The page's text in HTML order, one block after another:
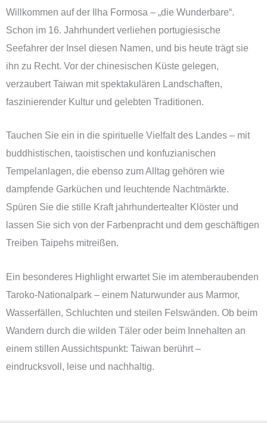
Willkommen auf der Ilha Formosa – „die Wunderbare“.
Schon im 16. Jahrhundert verliehen portugiesische
Seefahrer der Insel diesen Namen, und bis heute trägt sie
ihn zu Recht. Vor der chinesischen Küste gelegen,
verzaubert Taiwan mit spektakulären Landschaften,
faszinierender Kultur und gelebten Traditionen.
Tauchen Sie ein in die spirituelle Vielfalt des Landes – mit
buddhistischen, taoistischen und konfuzianischen
Tempelanlagen, die ebenso zum Alltag gehören wie
dampfende Garküchen und leuchtende Nachtmärkte.
Spüren Sie die stille Kraft jahrhundertealter Klöster und
lassen Sie sich von der Farbenpracht und dem geschäftigen
Treiben Taipehs mitreißen.
Ein besonderes Highlight erwartet Sie im atemberaubenden
Taroko-Nationalpark – einem Naturwunder aus Marmor,
Wasserfällen, Schluchten und steilen Felswänden. Ob beim
Wandern durch die wilden Täler oder beim Innehalten an
einem stillen Aussichtspunkt: Taiwan berührt –
eindrucksvoll, leise und nachhaltig.